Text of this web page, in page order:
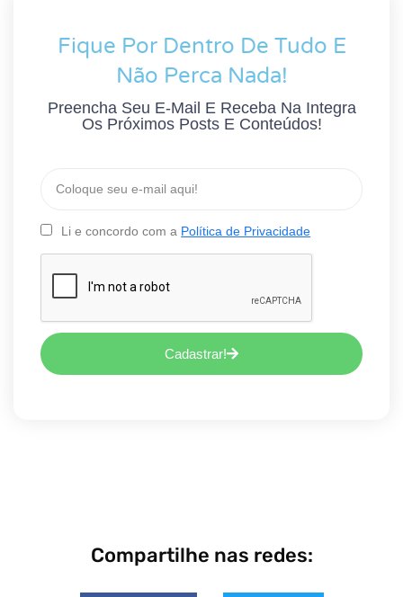
Fique Por Dentro De Tudo E
Não Perca Nada!
Preencha Seu E-Mail E Receba Na Integra
Os Próximos Posts E Conteúdos!
Li e concordo com a Política de Privacidade
Cadastrar!
Compartilhe nas redes: